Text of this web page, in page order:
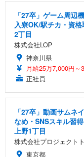
「27卒」ゲーム周辺
入寮OK/駅チカ・資
2丁目
株式会社LOP
神奈川県
月給25万7,000円～
正社員
「27卒」動画サムネ
なめ・SNSスキル習
上野1丁目
株式会社プロジェクト
東京都